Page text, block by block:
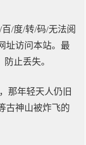
/度/转/码/无法阅
址访问本站。最
防止丢失。
年轻天人仍旧
古神山被炸飞的